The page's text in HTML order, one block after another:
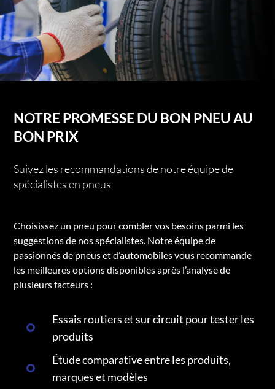
NOTRE PROMESSE DU BON PNEU AU
BON PRIX
Suivez les recommandations de notre équipe de
spécialistes en pneus
Choisissez un pneu pour combler vos besoins parmi les
suggestions de nos spécialistes. Notre équipe de
passionnés de pneus et d’automobiles vous recommande
les meilleures options disponibles après l’analyse de
plusieurs facteurs :
Essais routiers et sur circuit pour tester les
produits
Étude comparative entre les produits,
marques et modèles